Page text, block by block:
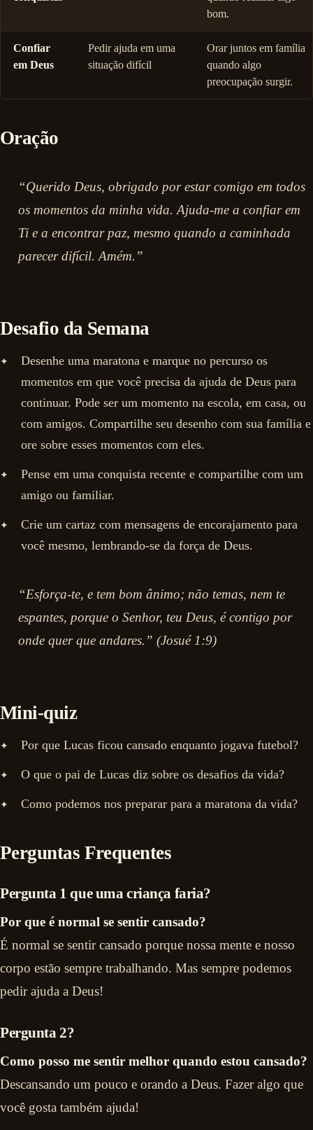
bom.
Confiar
em Deus
Pedir ajuda em uma
situação difícil
Orar juntos em família
quando algo
preocupação surgir.
Oração
“Querido Deus, obrigado por estar comigo em todos
os momentos da minha vida. Ajuda-me a confiar em
Ti e a encontrar paz, mesmo quando a caminhada
parecer difícil. Amém.”
Desafio da Semana
Desenhe uma maratona e marque no percurso os
momentos em que você precisa da ajuda de Deus para
continuar. Pode ser um momento na escola, em casa, ou
com amigos. Compartilhe seu desenho com sua família e
ore sobre esses momentos com eles.
Pense em uma conquista recente e compartilhe com um
amigo ou familiar.
Crie um cartaz com mensagens de encorajamento para
você mesmo, lembrando-se da força de Deus.
“Esforça-te, e tem bom ânimo; não temas, nem te
espantes, porque o Senhor, teu Deus, é contigo por
onde quer que andares.” (Josué 1:9)
Mini-quiz
Por que Lucas ficou cansado enquanto jogava futebol?
O que o pai de Lucas diz sobre os desafios da vida?
Como podemos nos preparar para a maratona da vida?
Perguntas Frequentes
Pergunta 1 que uma criança faria?
Por que é normal se sentir cansado?
É normal se sentir cansado porque nossa mente e nosso
corpo estão sempre trabalhando. Mas sempre podemos
pedir ajuda a Deus!
Pergunta 2?
Como posso me sentir melhor quando estou cansado?
Descansando um pouco e orando a Deus. Fazer algo que
você gosta também ajuda!